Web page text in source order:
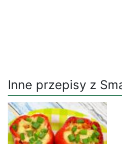
Inne przepisy z